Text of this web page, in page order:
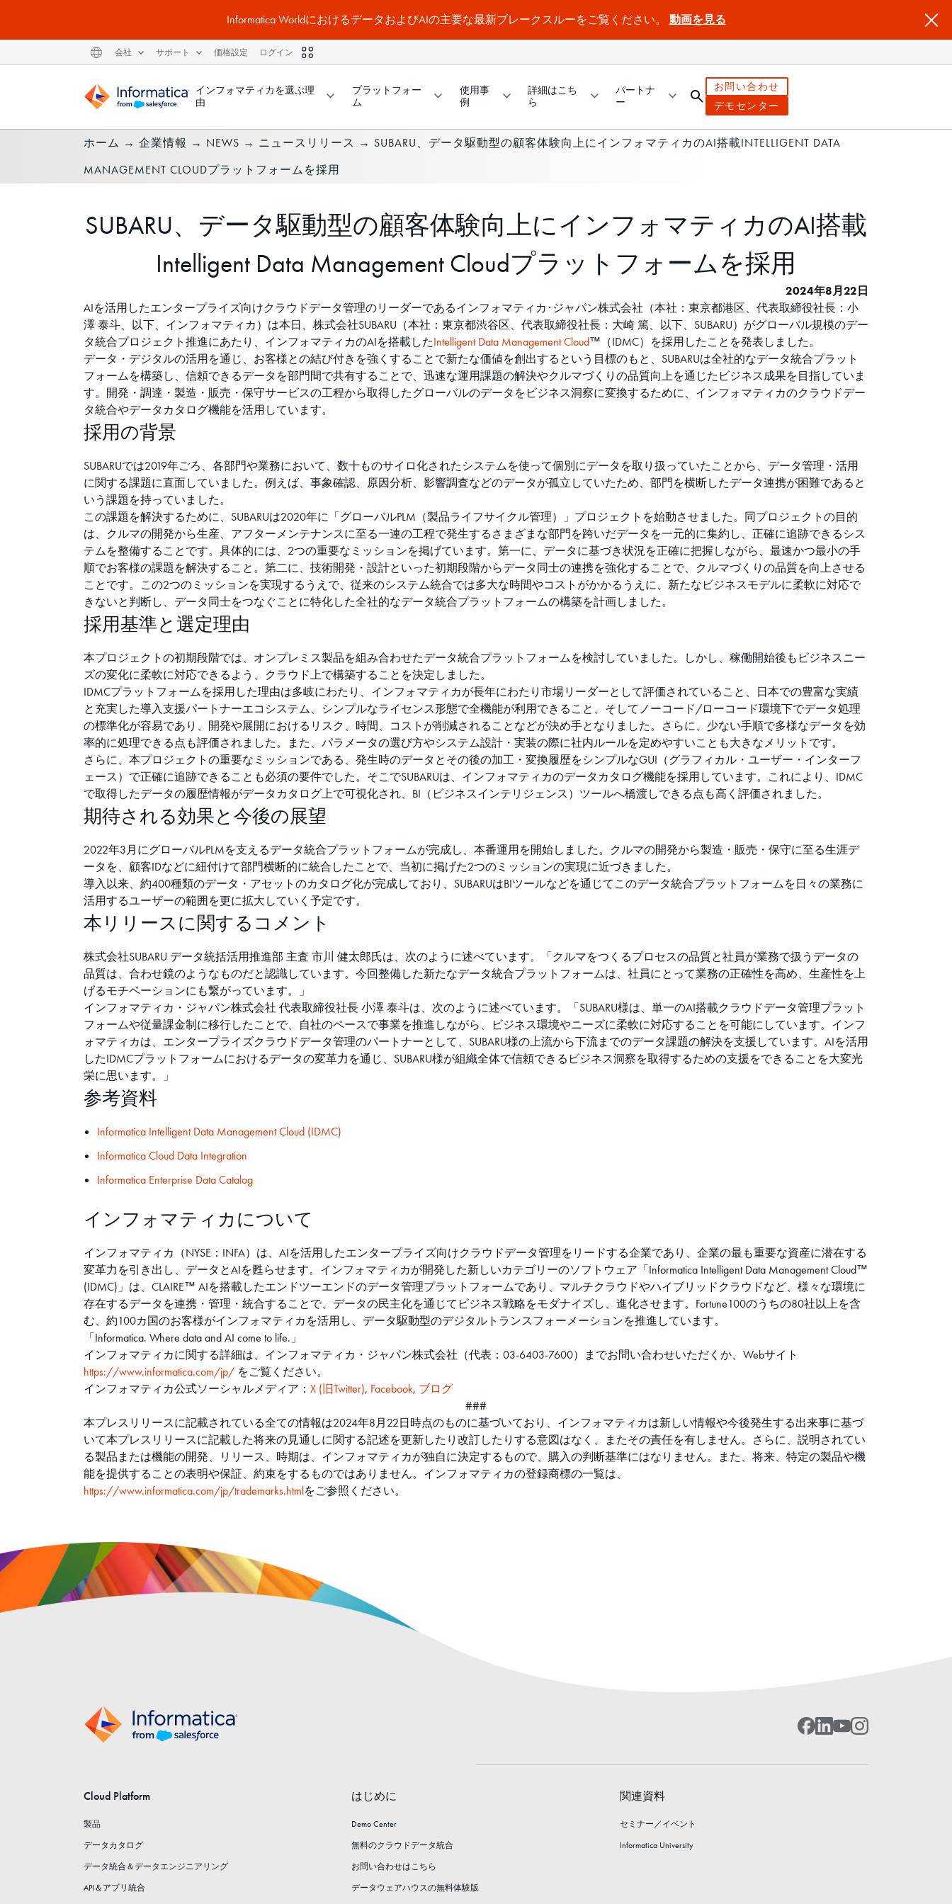
Informatica WorldにおけるデータおよびAIの主要な最新ブレークスルーをご覧ください。 動画を見る
インフォマティカを選ぶ理
由
プラットフォー
ム
使用事
例
詳細はこち
ら
パートナ
ー
お問い合わせ
デモセンター
会社 サポート 価格設定 ログイン
ホーム → 企業情報 → NEWS → ニュースリリース → SUBARU、データ駆動型の顧客体験向上にインフォマティカのAI搭載INTELLIGENT DATA
MANAGEMENT CLOUDプラットフォームを採用
SUBARU、データ駆動型の顧客体験向上にインフォマティカのAI搭載
Intelligent Data Management Cloudプラットフォームを採用
2024年8月22日
AIを活用したエンタープライズ向けクラウドデータ管理のリーダーであるインフォマティカ･ジャパン株式会社（本社：東京都港区、代表取締役社長：小
澤 泰斗、以下、インフォマティカ）は本日、株式会社SUBARU（本社：東京都渋谷区、代表取締役社長：大崎 篤、以下、SUBARU）がグローバル規模のデー
タ統合プロジェクト推進にあたり、インフォマティカのAIを搭載したIntelligent Data Management Cloud™（IDMC）を採用したことを発表しました。
データ・デジタルの活用を通じ、お客様との結び付きを強くすることで新たな価値を創出するという目標のもと、SUBARUは全社的なデータ統合プラット
フォームを構築し、信頼できるデータを部門間で共有することで、迅速な運用課題の解決やクルマづくりの品質向上を通じたビジネス成果を目指していま
す。開発・調達・製造・販売・保守サービスの工程から取得したグローバルのデータをビジネス洞察に変換するために、インフォマティカのクラウドデー
タ統合やデータカタログ機能を活用しています。
採用の背景
SUBARUでは2019年ごろ、各部門や業務において、数十ものサイロ化されたシステムを使って個別にデータを取り扱っていたことから、データ管理・活用
に関する課題に直面していました。例えば、事象確認、原因分析、影響調査などのデータが孤立していたため、部門を横断したデータ連携が困難であると
いう課題を持っていました。
この課題を解決するために、SUBARUは2020年に「グローバルPLM（製品ライフサイクル管理）」プロジェクトを始動させました。同プロジェクトの目的
は、クルマの開発から生産、アフターメンテナンスに至る一連の工程で発生するさまざまな部門を跨いだデータを一元的に集約し、正確に追跡できるシス
テムを整備することです。具体的には、2つの重要なミッションを掲げています。第一に、データに基づき状況を正確に把握しながら、最速かつ最小の手
順でお客様の課題を解決すること。第二に、技術開発・設計といった初期段階からデータ同士の連携を強化することで、クルマづくりの品質を向上させる
ことです。この2つのミッションを実現するうえで、従来のシステム統合では多大な時間やコストがかかるうえに、新たなビジネスモデルに柔軟に対応で
きないと判断し、データ同士をつなぐことに特化した全社的なデータ統合プラットフォームの構築を計画しました。
採用基準と選定理由
本プロジェクトの初期段階では、オンプレミス製品を組み合わせたデータ統合プラットフォームを検討していました。しかし、稼働開始後もビジネスニー
ズの変化に柔軟に対応できるよう、クラウド上で構築することを決定しました。
IDMCプラットフォームを採用した理由は多岐にわたり、インフォマティカが長年にわたり市場リーダーとして評価されていること、日本での豊富な実績
と充実した導入支援パートナーエコシステム、シンプルなライセンス形態で全機能が利用できること、そしてノーコード/ローコード環境下でデータ処理
の標準化が容易であり、開発や展開におけるリスク、時間、コストが削減されることなどが決め手となりました。さらに、少ない手順で多様なデータを効
率的に処理できる点も評価されました。また、パラメータの選び方やシステム設計・実装の際に社内ルールを定めやすいことも大きなメリットです。
さらに、本プロジェクトの重要なミッションである、発生時のデータとその後の加工・変換履歴をシンプルなGUI（グラフィカル・ユーザー・インターフ
ェース）で正確に追跡できることも必須の要件でした。そこでSUBARUは、インフォマティカのデータカタログ機能を採用しています。これにより、IDMC
で取得したデータの履歴情報がデータカタログ上で可視化され、BI（ビジネスインテリジェンス）ツールへ橋渡しできる点も高く評価されました。
期待される効果と今後の展望
2022年3月にグローバルPLMを支えるデータ統合プラットフォームが完成し、本番運用を開始しました。クルマの開発から製造・販売・保守に至る生涯デ
ータを、顧客IDなどに紐付けて部門横断的に統合したことで、当初に掲げた2つのミッションの実現に近づきました。
導入以来、約400種類のデータ・アセットのカタログ化が完成しており、SUBARUはBIツールなどを通じてこのデータ統合プラットフォームを日々の業務に
活用するユーザーの範囲を更に拡大していく予定です。
本リリースに関するコメント
株式会社SUBARU データ統括活用推進部 主査 市川 健太郎氏は、次のように述べています。「クルマをつくるプロセスの品質と社員が業務で扱うデータの
品質は、合わせ鏡のようなものだと認識しています。今回整備した新たなデータ統合プラットフォームは、社員にとって業務の正確性を高め、生産性を上
げるモチベーションにも繋がっています。」
インフォマティカ・ジャパン株式会社 代表取締役社長 小澤 泰斗は、次のように述べています。「SUBARU様は、単一のAI搭載クラウドデータ管理プラット
フォームや従量課金制に移行したことで、自社のペースで事業を推進しながら、ビジネス環境やニーズに柔軟に対応することを可能にしています。インフ
ォマティカは、エンタープライズクラウドデータ管理のパートナーとして、SUBARU様の上流から下流までのデータ課題の解決を支援しています。AIを活用
したIDMCプラットフォームにおけるデータの変革力を通じ、SUBARU様が組織全体で信頼できるビジネス洞察を取得するための支援をできることを大変光
栄に思います。」
参考資料
Informatica Intelligent Data Management Cloud (IDMC)
Informatica Cloud Data Integration
Informatica Enterprise Data Catalog
インフォマティカについて
インフォマティカ（NYSE：INFA）は、AIを活用したエンタープライズ向けクラウドデータ管理をリードする企業であり、企業の最も重要な資産に潜在する
変革力を引き出し、データとAIを甦らせます。インフォマティカが開発した新しいカテゴリーのソフトウェア「Informatica Intelligent Data Management Cloud™
(IDMC)」は、CLAIRE™ AIを搭載したエンドツーエンドのデータ管理プラットフォームであり、マルチクラウドやハイブリッドクラウドなど、様々な環境に
存在するデータを連携・管理・統合することで、データの民主化を通じてビジネス戦略をモダナイズし、進化させます。Fortune100のうちの80社以上を含
む、約100カ国のお客様がインフォマティカを活用し、データ駆動型のデジタルトランスフォーメーションを推進しています。
「Informatica. Where data and AI come to life.」
インフォマティカに関する詳細は、インフォマティカ・ジャパン株式会社（代表：03-6403-7600）までお問い合わせいただくか、Webサイト
https://www.informatica.com/jp/ をご覧ください。
インフォマティカ公式ソーシャルメディア： X (旧Twitter), Facebook, ブログ
###
本プレスリリースに記載されている全ての情報は2024年8月22日時点のものに基づいており、インフォマティカは新しい情報や今後発生する出来事に基づ
いて本プレスリリースに記載した将来の見通しに関する記述を更新したり改訂したりする意図はなく、またその責任を有しません。さらに、説明されてい
る製品または機能の開発、リリース、時期は、インフォマティカが独自に決定するもので、購入の判断基準にはなりません。また、将来、特定の製品や機
能を提供することの表明や保証、約束をするものではありません。インフォマティカの登録商標の一覧は、
https://www.informatica.com/jp/trademarks.htmlをご参照ください。
Cloud Platform
製品
データカタログ
データ統合＆データエンジニアリング
API＆アプリ統合
はじめに
Demo Center
無料のクラウドデータ統合
お問い合わせはこちら
データウェアハウスの無料体験版
関連資料
セミナー／イベント
Informatica University